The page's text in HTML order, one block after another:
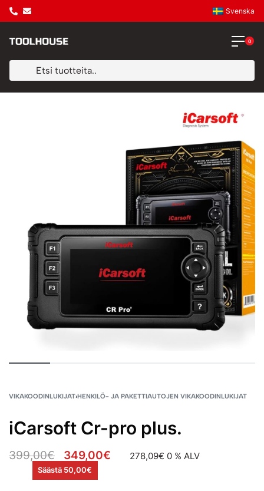
Svenska
0
VIKAKOODINLUKIJAT›HENKILÖ- JA PAKETTIAUTOJEN VIKAKOODINLUKIJAT
iCarsoft Cr-pro plus.
399,00€ 349,00€ 278,09€ 0 % ALV
Säästä 50,00€